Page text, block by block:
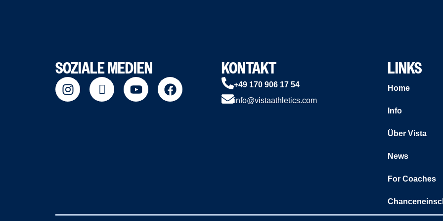
SOZIALE MEDIEN KONTAKT
+49 170 906 17 54
info@vistaathletics.com
LINKS
Home
Info
Über Vista
News
For Coaches